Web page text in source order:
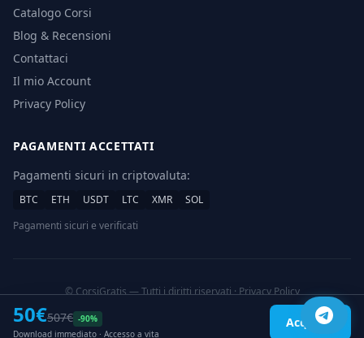
50€507€ -90%
Download immediato · Accesso a vita
Acquista
Catalogo Corsi
Blog & Recensioni
Contattaci
Il mio Account
Privacy Policy
PAGAMENTI ACCETTATI
Pagamenti sicuri in criptovaluta:
BTC ETH USDT LTC XMR
SOL
Pagamenti sicuri e verificati
© CorsiGratis — Tutti i diritti riservati ·Privacy Policy